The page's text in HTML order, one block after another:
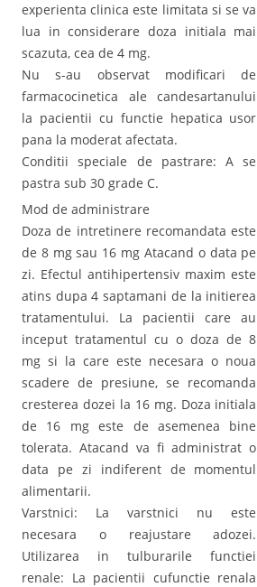
experienta clinica este limitata si se va
lua in considerare doza initiala mai
scazuta, cea de 4 mg.
Nu s-au observat modificari de
farmacocinetica ale candesartanului
la pacientii cu functie hepatica usor
pana la moderat afectata.
Conditii speciale de pastrare: A se
pastra sub 30 grade C.
Mod de administrare
Doza de intretinere recomandata este
de 8 mg sau 16 mg Atacand o data pe
zi. Efectul antihipertensiv maxim este
atins dupa 4 saptamani de la initierea
tratamentului. La pacientii care au
inceput tratamentul cu o doza de 8
mg si la care este necesara o noua
scadere de presiune, se recomanda
cresterea dozei la 16 mg. Doza initiala
de 16 mg este de asemenea bine
tolerata. Atacand va fi administrat o
data pe zi indiferent de momentul
alimentarii.
Varstnici: La varstnici nu este
necesara o reajustare adozei.
Utilizarea in tulburarile functiei
renale: La pacientii cufunctie renala